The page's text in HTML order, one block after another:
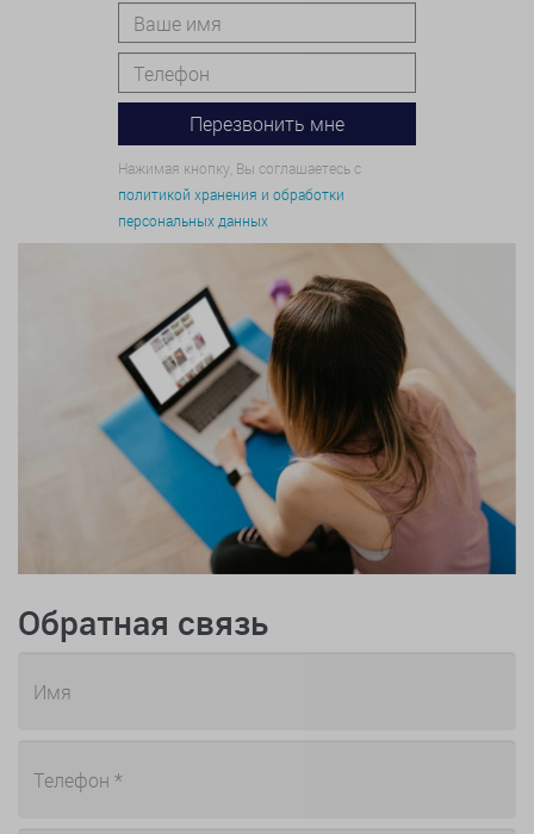
Нажимая кнопку, Вы соглашаетесь с
политикой хранения и обработки
персональных данных
Обратная связь